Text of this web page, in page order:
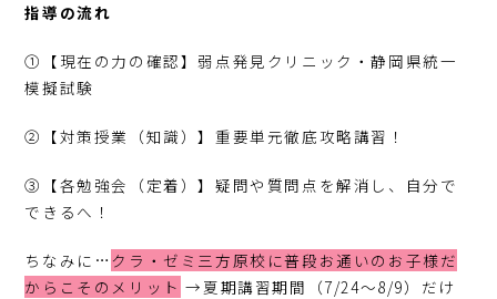
指導の流れ
①【現在の力の確認】弱点発見クリニック・静岡県統一
模擬試験
②【対策授業（知識）】重要単元徹底攻略講習！
③【各勉強会（定着）】疑問や質問点を解消し、自分で
できるへ！
ちなみに… クラ・ゼミ三方原校に普段お通いのお子様だ
からこそのメリット →夏期講習期間（7/24～8/9）だけ